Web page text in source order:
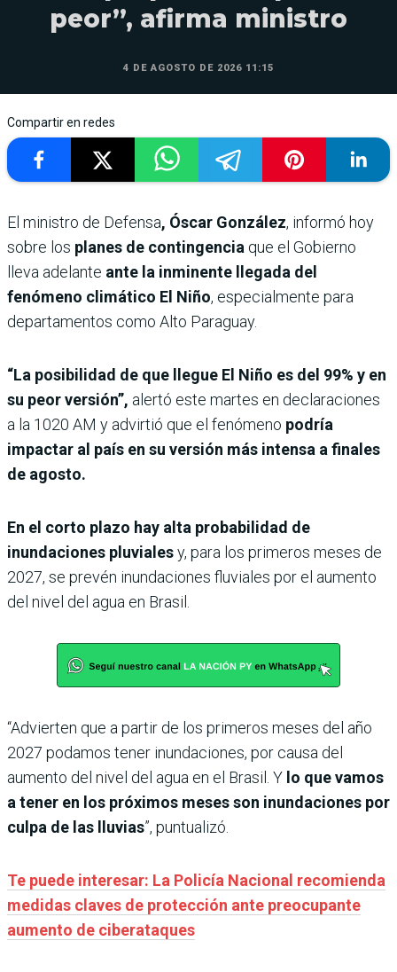
peor”, afirma ministro
4 DE AGOSTO DE 2026 11:15
Compartir en redes
El ministro de Defensa, Óscar González, informó hoy
sobre los planes de contingencia que el Gobierno
lleva adelante ante la inminente llegada del
fenómeno climático El Niño, especialmente para
departamentos como Alto Paraguay.
“La posibilidad de que llegue El Niño es del 99% y en
su peor versión”, alertó este martes en declaraciones
a la 1020 AM y advirtió que el fenómeno podría
impactar al país en su versión más intensa a finales
de agosto.
En el corto plazo hay alta probabilidad de
inundaciones pluvialesy, para los primeros meses de
2027, se prevén inundaciones fluviales por el aumento
del nivel del agua en Brasil.
“Advierten que a partir de los primeros meses del año
2027 podamos tener inundaciones, por causa del
aumento del nivel del agua en el Brasil. Y lo que vamos
a tener en los próximos meses son inundaciones por
culpa de las lluvias”, puntualizó.
Te puede interesar: La Policía Nacional recomienda
medidas claves de protección ante preocupante
aumento de ciberataques